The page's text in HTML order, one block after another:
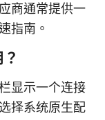
商通常提供一
指南。
显示一个连接
择系统原生配